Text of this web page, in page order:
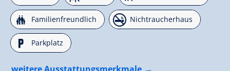
🍺Familienfreundlich 🏝Nichtraucherhaus
🐈Parkplatz